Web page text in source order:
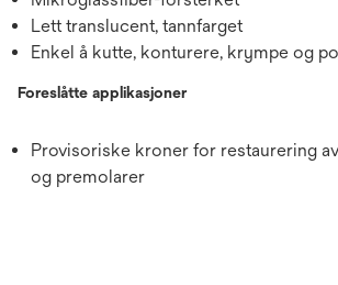
Lett translucent, tannfarget
Enkel å kutte, konturere, krympe og
Foreslåtte applikasjoner
Provisoriske kroner for restaurering
og premolarer